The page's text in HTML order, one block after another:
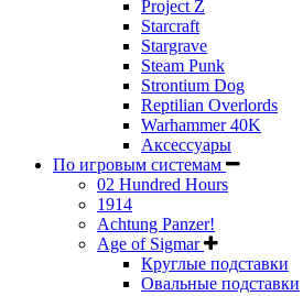
Project Z
Starcraft
Stargrave
Steam Punk
Strontium Dog
Reptilian Overlords
Warhammer 40K
Аксессуары
По игровым системам
02 Hundred Hours
1914
Achtung Panzer!
Age of Sigmar
Круглые подставки
Овальные подставки